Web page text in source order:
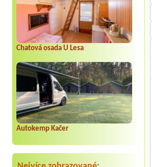
Chatová osada U Lesa
Autokemp Kačer